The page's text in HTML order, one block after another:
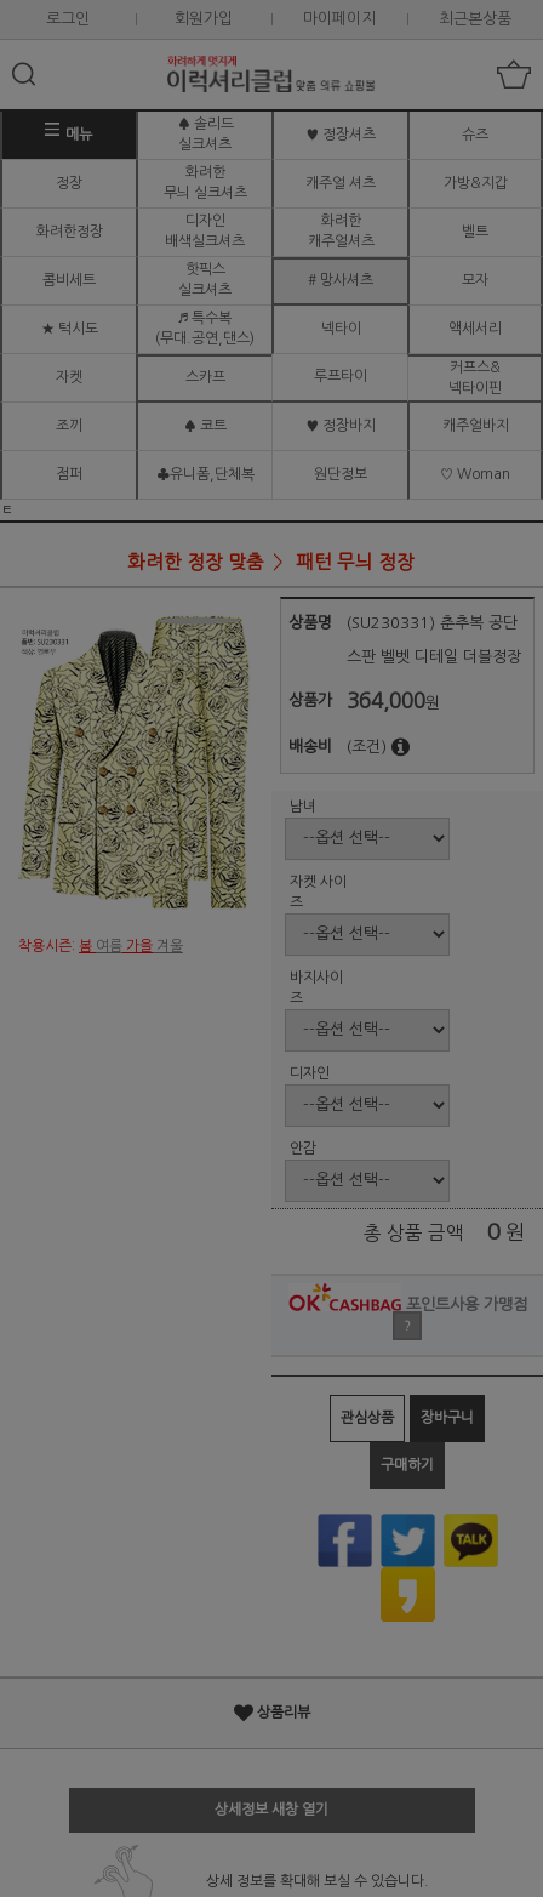
로그인 회원가입 마이페이지 최근본상품
메뉴
♠ 솔리드
실크셔츠
♥ 정장셔츠 슈즈
정장
화려한
무늬 실크셔츠
캐주얼 셔츠 가방&지갑
화려한정장
디자인
배색실크셔츠
화려한
캐주얼셔츠
벨트
콤비세트
핫픽스
실크셔츠
# 망사셔츠 모자
★ 턱시도
♬ 특수복
(무대.공연,댄스)
넥타이 액세서리
자켓 스카프 루프타이
커프스&
넥타이핀
조끼 ♠ 코트 ♥ 정장바지 캐주얼바지
점퍼 ♣유니폼,단체복 원단정보 ♡ Woman
ㅌ
화려한 정장 맞춤 패턴 무늬 정장
착용시즌: 봄 여름 가을 겨울
상품명 (SU230331) 춘추복 공단
스판 벨벳 디테일 더블정장
상품가 364,000원
배송비 (조건)
남녀
자켓 사이
즈
바지사이
즈
디자인
안감
총 상품 금액 0 원
포인트사용 가맹점
?
관심상품 장바구니
구매하기
상품리뷰
상세정보 새창 열기
상세 정보를 확대해 보실 수 있습니다.